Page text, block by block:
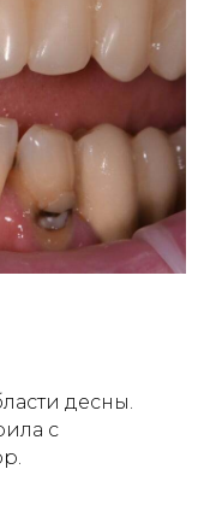
десны.
с